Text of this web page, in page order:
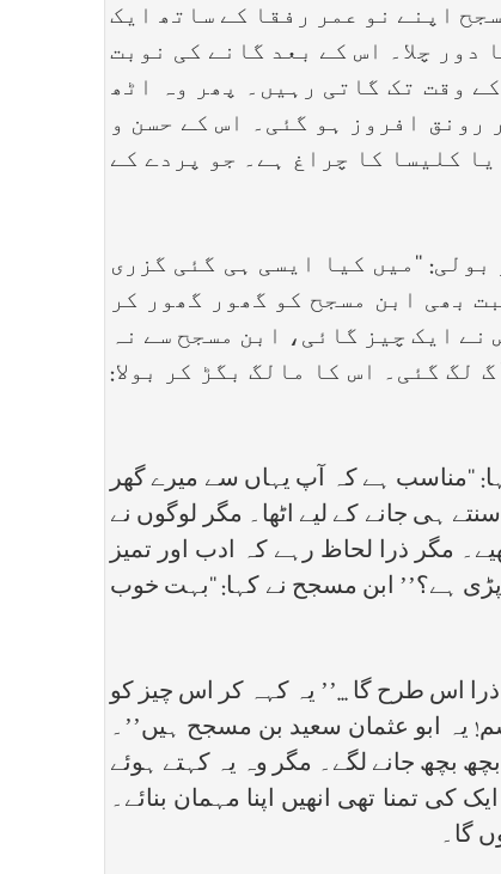
اپنے نو عمر رفقا کے ساتھ ایک
دور چلا۔ اس کے بعد گانے کی نوبت
وقت تک گاتی رہیں۔ پھر وہ اٹھ
رونق افروز ہو گئی۔ اس کے حسن و
کلیسا کا چراغ ہے۔ جو پردے کے
‘‘میں کیا ایسی ہی گئی گزری
بھی ابن مسجح کو گھور گھور کر
ایک چیز گائی، ابن مسجح سے نہ
لگ گئی۔ اس کا مالگ بگڑ کر بولا:
‘‘مناسب ہے کہ آپ یہاں سے میرے گھر
ہی جانے کے لیے اٹھا۔ مگر لوگوں نے
مگر ذرا لحاظ رہے کہ ادب اور تمیز
ہے؟’’ ابن مسجح نے کہا: ‘‘بہت خوب
اس طرح گا ...’’ یہ کہہ کر اس چیز کو
یہ ابو عثمان سعید بن مسجح ہیں’’۔
بچھ جانے لگے۔ مگر وہ یہ کہتے ہوئے
تمنا تھی انھیں اپنا مہمان بنائے۔
گا۔